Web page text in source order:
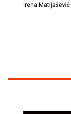
Irena Matijašević